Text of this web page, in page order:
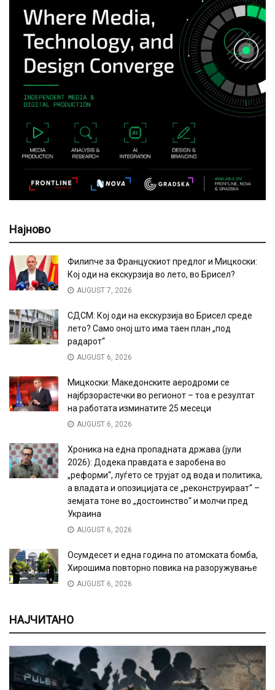
Најново
Филипче за Францускиот предлог и Мицкоски:
Кој оди на екскурзија во лето, во Брисел?
AUGUST 7, 2026
СДСМ: Кој оди на екскурзија во Брисел среде
лето? Само оној што има таен план „под
радарот“
AUGUST 6, 2026
Мицкоски: Македонските аеродроми се
најбрзорастечки во регионот – тоа е резултат
на работата изминатите 25 месеци
AUGUST 6, 2026
Хроника на една пропадната држава (јули
2026): Додека правдата е заробена во
„реформи“, луѓето се трујат од вода и политика,
а владата и опозицијата се „реконструираат“ –
земјата тоне во „достоинство“ и молчи пред
Украина
AUGUST 6, 2026
Осумдесет и една година по атомската бомба,
Хирошима повторно повика на разоружување
AUGUST 6, 2026
НАЈЧИТАНО